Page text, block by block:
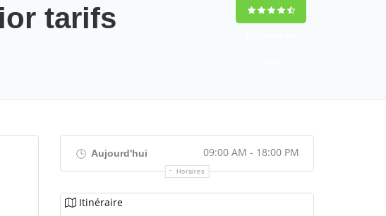
tarifs
Aujourd'hui 09:00 AM - 18:00 PM
Horaires
Itinéraire